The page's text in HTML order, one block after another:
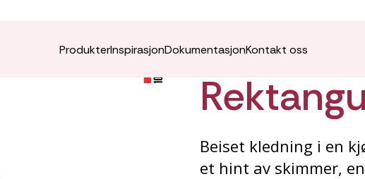
ProdukterInspirasjonDokumentasjonKontakt oss
ÆDEL
Beiset kledning i en
et hint av skimmer,